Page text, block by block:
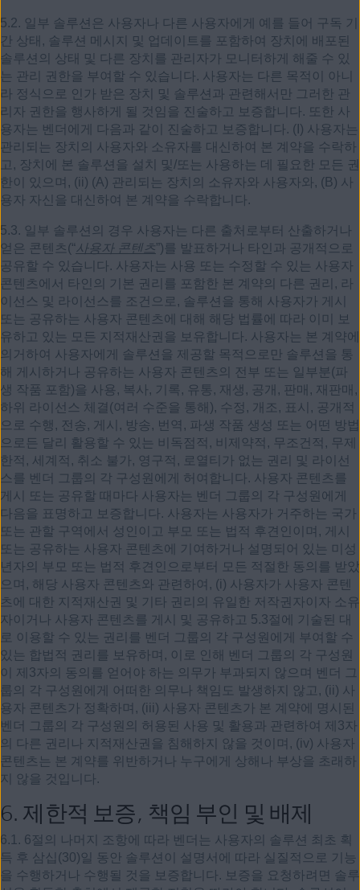
5.2. 일부 솔루션은 사용자나 다른 사용자에게 예를 들어 구독 기
간 상태, 솔루션 메시지 및 업데이트를 포함하여 장치에 배포된
솔루션의 상태 및 다른 장치를 관리자가 모니터하게 해줄 수 있
는 관리 권한을 부여할 수 있습니다. 사용자는 다른 목적이 아니
라 정식으로 인가 받은 장치 및 솔루션과 관련해서만 그러한 관
리자 권한을 행사하게 될 것임을 진술하고 보증합니다. 또한 사
용자는 벤더에게 다음과 같이 진술하고 보증합니다. (I) 사용자는
관리되는 장치의 사용자와 소유자를 대신하여 본 계약을 수락하
고, 장치에 본 솔루션을 설치 및/또는 사용하는 데 필요한 모든 권
한이 있으며, (ii) (A) 관리되는 장치의 소유자와 사용자와, (B) 사
용자 자신을 대신하여 본 계약을 수락합니다.
5.3. 일부 솔루션의 경우 사용자는 다른 출처로부터 산출하거나
얻은 콘텐츠(“사용자 콘텐츠”)를 발표하거나 타인과 공개적으로
공유할 수 있습니다. 사용자는 사용 또는 수정할 수 있는 사용자
콘텐츠에서 타인의 기본 권리를 포함한 본 계약의 다른 권리, 라
이선스 및 라이선스를 조건으로, 솔루션을 통해 사용자가 게시
또는 공유하는 사용자 콘텐츠에 대해 해당 법률에 따라 이미 보
유하고 있는 모든 지적재산권을 보유합니다. 사용자는 본 계약에
의거하여 사용자에게 솔루션을 제공할 목적으로만 솔루션을 통
해 게시하거나 공유하는 사용자 콘텐츠의 전부 또는 일부분(파
생 작품 포함)을 사용, 복사, 기록, 유통, 재생, 공개, 판매, 재판매,
하위 라이선스 체결(여러 수준을 통해), 수정, 개조, 표시, 공개적
으로 수행, 전송, 게시, 방송, 번역, 파생 작품 생성 또는 어떤 방법
으로든 달리 활용할 수 있는 비독점적, 비제약적, 무조건적, 무제
한적, 세계적, 취소 불가, 영구적, 로열티가 없는 권리 및 라이선
스를 벤더 그룹의 각 구성원에게 허여합니다. 사용자 콘텐츠를
게시 또는 공유할 때마다 사용자는 벤더 그룹의 각 구성원에게
다음을 표명하고 보증합니다. 사용자는 사용자가 거주하는 국가
또는 관할 구역에서 성인이고 부모 또는 법적 후견인이며, 게시
또는 공유하는 사용자 콘텐츠에 기여하거나 설명되어 있는 미성
년자의 부모 또는 법적 후견인으로부터 모든 적절한 동의를 받았
으며, 해당 사용자 콘텐츠와 관련하여, (i) 사용자가 사용자 콘텐
츠에 대한 지적재산권 및 기타 권리의 유일한 저작권자이자 소유
자이거나 사용자 콘텐츠를 게시 및 공유하고 5.3절에 기술된 대
로 이용할 수 있는 권리를 벤더 그룹의 각 구성원에게 부여할 수
있는 합법적 권리를 보유하며, 이로 인해 벤더 그룹의 각 구성원
이 제3자의 동의를 얻어야 하는 의무가 부과되지 않으며 벤더 그
룹의 각 구성원에게 어떠한 의무나 책임도 발생하지 않고, (ii) 사
용자 콘텐츠가 정확하며, (iii) 사용자 콘텐츠가 본 계약에 명시된
벤더 그룹의 각 구성원의 허용된 사용 및 활용과 관련하여 제3자
의 다른 권리나 지적재산권을 침해하지 않을 것이며, (iv) 사용자
콘텐츠는 본 계약를 위반하거나 누구에게 상해나 부상을 초래하
지 않을 것입니다.
6. 제한적 보증, 책임 부인 및 배제
6.1. 6절의 나머지 조항에 따라 벤더는 사용자의 솔루션 최초 획
득 후 삼십(30)일 동안 솔루션이 설명서에 따라 실질적으로 기능
을 수행하거나 수행될 것을 보증합니다. 보증을 요청하려면 솔루